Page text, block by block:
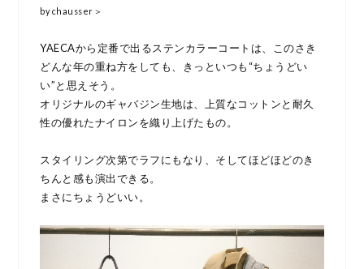
by chausser＞
YAECAから定番で出るステンカラーコートは、このさき
どんな年の重ね方をしても、きっといつも“ちょうどい
い”と思えそう。
オリジナルのギャバジン生地は、上質なコットンと耐久
性の優れたナイロンを織り上げたもの。
スタイリング次第でラフにもなり、そしてほどほどのき
ちんと感も演出できる。
まさにちょうどいい。